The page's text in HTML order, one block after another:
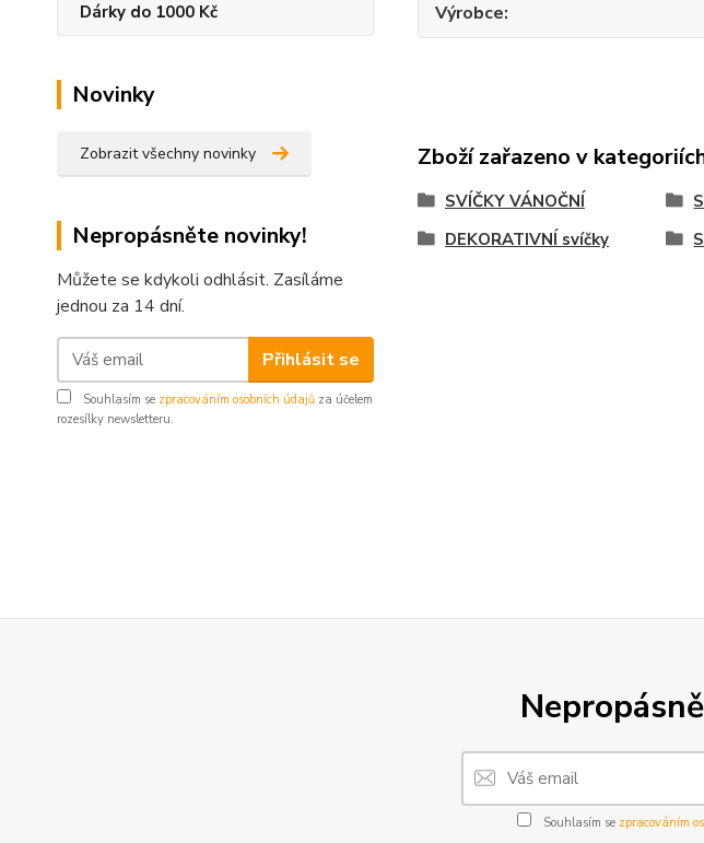
Dárky do 1000 Kč
Novinky
Zobrazit všechny novinky
Nepropásněte novinky!
Můžete se kdykoli odhlásit. Zasíláme
jednou za 14 dní.
Přihlásit se
Souhlasím se zpracováním osobních údajů za účelem
rozesílky newsletteru.
Výrobce
Zboží zařazeno v
SVÍČKY VÁNOČNÍ
DEKORATIVNÍ svíčky
Souhlasím se zpracováním